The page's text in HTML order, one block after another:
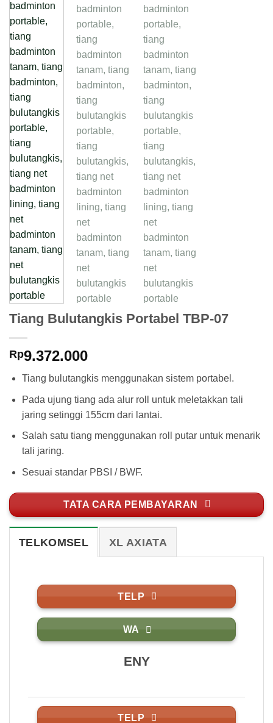
Tiang Bulutangkis Portabel TBP-07
Rp9.372.000
Tiang bulutangkis menggunakan sistem portabel.
Pada ujung tiang ada alur roll untuk meletakkan tali
jaring setinggi 155cm dari lantai.
Salah satu tiang menggunakan roll putar untuk menarik
tali jaring.
Sesuai standar PBSI / BWF.
TATA CARA PEMBAYARAN
TELKOMSEL XL AXIATA
TELP
WA
ENY
TELP